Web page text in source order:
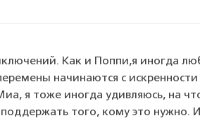
Как и Поппи,я иногда
начинаются с искренности
я тоже иногда удивляюсь, на
поддержать того, кому это нужно. И